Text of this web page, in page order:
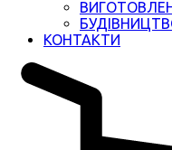
КОНТАКТИ